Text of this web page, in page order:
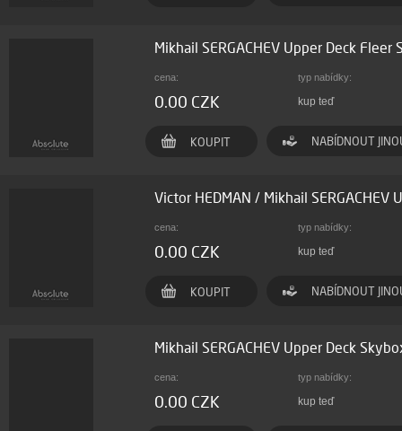
Mikhail SERGACHEV Upper Deck
cena: typ nabídky:
0.00 CZK kup teď
KOUPIT NABÍDNOUT
Victor HEDMAN / Mikhail
cena: typ nabídky:
0.00 CZK kup teď
KOUPIT NABÍDNOUT
Mikhail SERGACHEV Upper Deck
cena: typ nabídky:
0.00 CZK kup teď